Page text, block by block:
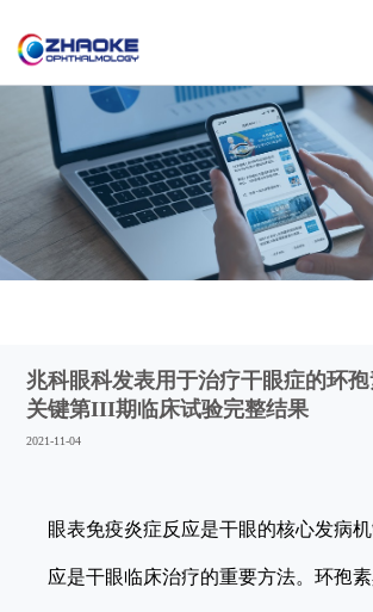
首页
关于我们
研发与生产
战略合作
联系我们
兆科眼科发表用于治疗干眼症的环
关键第III期临床试验完整结果
2021-11-04
眼表免疫炎症反应是干眼的核心发病
应是干眼临床治疗的重要方法。环孢